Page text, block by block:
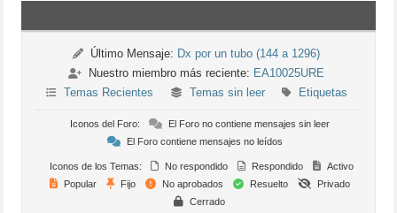
Último Mensaje: Dx por un tubo (144 a 1296)
Nuestro miembro más reciente: EA10025URE
Temas Recientes
Temas sin leer Etiquetas
Iconos del Foro:
El Foro no contiene mensajes sin leer
El Foro contiene mensajes no leídos
Iconos de los Temas: No respondido Respondido
Activo
Popular
Fijo No aprobados Resuelto
Privado
Cerrado